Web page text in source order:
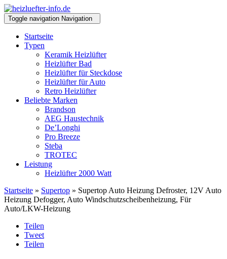
Toggle navigation Navigation
Startseite
Typen
Keramik Heizlüfter
Heizlüfter Bad
Heizlüfter für Steckdose
Heizlüfter für Auto
Retro Heizlüfter
Beliebte Marken
Brandson
AEG Haustechnik
De’Longhi
Pro Breeze
Steba
TROTEC
Leistung
Heizlüfter 2000 Watt
Startseite » Supertop » Supertop Auto Heizung Defroster, 12V Auto
Heizung Defogger, Auto Windschutzscheibenheizung, Für
Auto/LKW-Heizung
Teilen
Tweet
Teilen